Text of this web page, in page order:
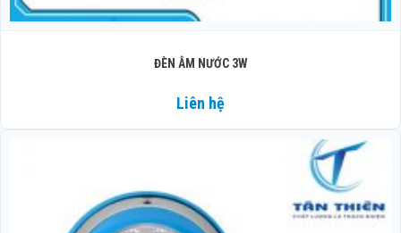
ĐÈN ÂM NƯỚC 3W
Liên hệ